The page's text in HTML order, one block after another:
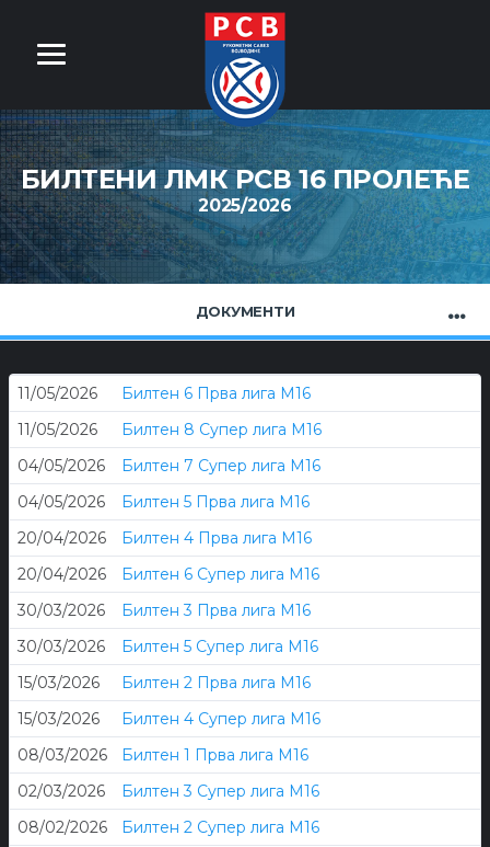
БИЛТЕНИ ЛМК РСВ 16 ПРОЛЕЋЕ
2025/2026
ДОКУМЕНТИ
11/05/2026
Билтен 6 Прва лига М16
11/05/2026
Билтен 8 Супер лига М16
04/05/2026
Билтен 7 Супер лига М16
04/05/2026
Билтен 5 Прва лига М16
20/04/2026
Билтен 4 Прва лига М16
20/04/2026
Билтен 6 Супер лига М16
30/03/2026
Билтен 3 Прва лига М16
30/03/2026
Билтен 5 Супер лига М16
15/03/2026
Билтен 2 Прва лига М16
15/03/2026
Билтен 4 Супер лига М16
08/03/2026
Билтен 1 Прва лига М16
02/03/2026
Билтен 3 Супер лига М16
08/02/2026
Билтен 2 Супер лига М16